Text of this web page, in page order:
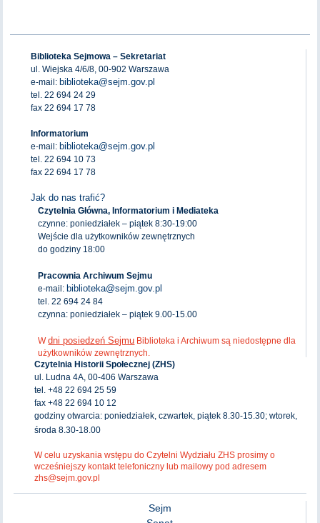
Biblioteka Sejmowa – Sekretariat
ul. Wiejska 4/6/8, 00-902 Warszawa
e-mail: biblioteka@sejm.gov.pl
tel. 22 694 24 29
fax 22 694 17 78
Informatorium
e-mail: biblioteka@sejm.gov.pl
tel. 22 694 10 73
fax 22 694 17 78
Jak do nas trafić?
Czytelnia Główna, Informatorium i Mediateka
czynne: poniedziałek – piątek 8:30-19:00
Wejście dla użytkowników zewnętrznych
do godziny 18:00
Pracownia Archiwum Sejmu
e-mail: biblioteka@sejm.gov.pl
tel. 22 694 24 84
czynna: poniedziałek – piątek 9.00-15.00
Wdni posiedzeń Sejmu Biblioteka i Archiwum są niedostępne dla
użytkowników zewnętrznych.
Czytelnia Historii Społecznej (ZHS)
ul. Ludna 4A, 00-406 Warszawa
tel. +48 22 694 25 59
fax +48 22 694 10 12
godziny otwarcia: poniedziałek, czwartek, piątek 8.30-15.30; wtorek,
środa 8.30-18.00
W celu uzyskania wstępu do Czytelni Wydziału ZHS prosimy o
wcześniejszy kontakt telefoniczny lub mailowy pod adresem
zhs@sejm.gov.pl
Sejm